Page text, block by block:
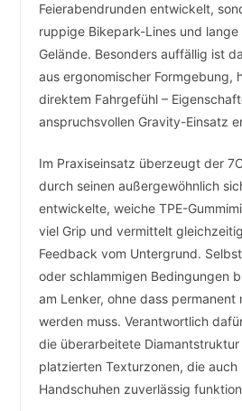
Feierabendrunden entwickelt,
ruppige Bikepark-Lines und lange
Gelände. Besonders auffällig ist
aus ergonomischer Formgebung,
direktem Fahrgefühl –
anspruchsvollen Gravity-Einsatz
Im Praxiseinsatz überzeugt der
durch seinen außergewöhnlich
entwickelte, weiche TPE-
viel Grip und vermittelt
Feedback vom Untergrund.
oder schlammigen Bedingungen
am Lenker, ohne dass permanent
werden muss. Verantwortlich
die überarbeitete
platzierten Texturzonen, die
Handschuhen zuverlässig